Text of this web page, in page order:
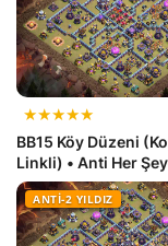
★★★★★
BB15 Köy Düzeni
Linkli) • Anti Her
ANTI-2 YILDIZ